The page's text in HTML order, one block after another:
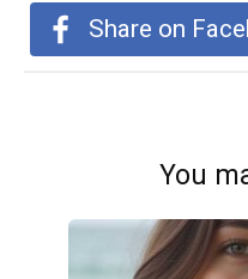
Share on
You